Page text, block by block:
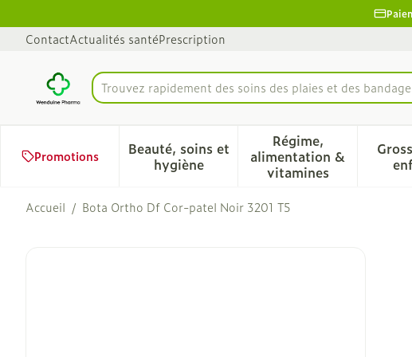
ContactActualités santéPrescription
Rechercher
Trouvez rapidement des soins des plaies et des
Promotions
Beauté, soins et
hygièneAfficher le sous-menu pour la
Régime,
alimentation &
vitaminesAfficher le sous-
Accueil / Bota Ortho Df Cor-patel Noir 3201 T5
Bota Ortho Df Cor-patel Noir